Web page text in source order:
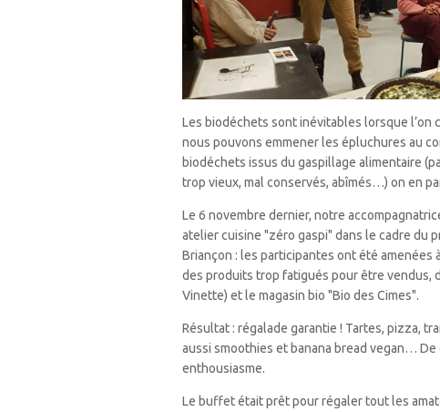
Les biodéchets sont inévitables lorsque l’on
nous pouvons emmener les épluchures au
biodéchets issus du gaspillage alimentaire
trop vieux, mal conservés, abîmés…) on en
Le 6 novembre dernier, notre
atelier cuisine "zéro gaspi" dans le cadre du
Briançon : les participantes ont été
des produits trop fatigués pour être vendus,
Vinette) et le magasin bio "Bio des Cimes".
Résultat : régalade garantie ! Tartes, pizza,
aussi smoothies et banana bread vegan…
enthousiasme.
Le buffet était prêt pour régaler tout les